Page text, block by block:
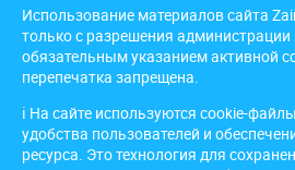
Использование материалов сайта
только с разрешения администрации
обязательным указанием активной
перепечатка запрещена.
ℹ️ На сайте используются cookie-
удобства пользователей и
ресурса. Это технология для